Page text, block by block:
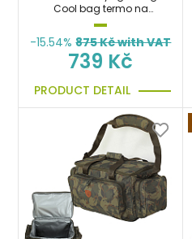
Cool bag termo na
boilies, krmení, návnady a
nástrahy
-15.54% 875Kč with VAT
739 Kč
PRODUCT DETAIL